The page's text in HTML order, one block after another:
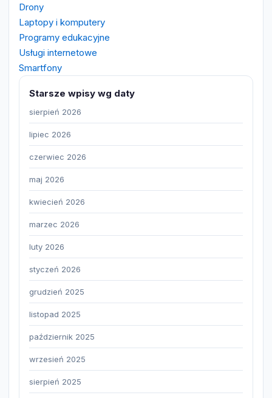
Drony
Laptopy i komputery
Programy edukacyjne
Usługi internetowe
Smartfony
Starsze wpisy wg daty
sierpień 2026
lipiec 2026
czerwiec 2026
maj 2026
kwiecień 2026
marzec 2026
luty 2026
styczeń 2026
grudzień 2025
listopad 2025
październik 2025
wrzesień 2025
sierpień 2025